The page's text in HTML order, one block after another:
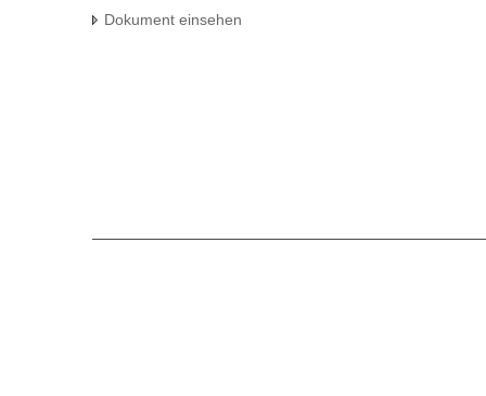
Dokument einsehen